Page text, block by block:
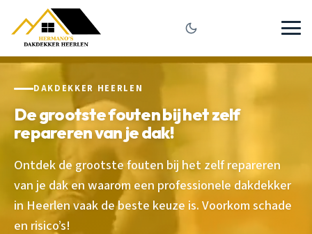
DAKDEKKER HEERLEN
De grootste fouten bij het zelf
repareren van je dak!
Ontdek de grootste fouten bij het zelf repareren
van je dak en waarom een professionele dakdekker
in Heerlen vaak de beste keuze is. Voorkom schade
en risico’s!